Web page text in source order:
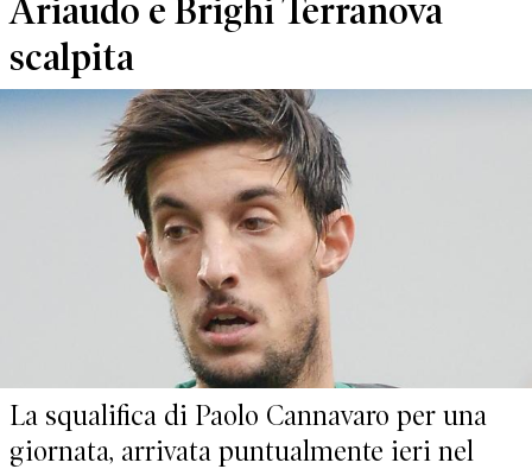
Ariaudo e Brighi Terranova
scalpita
La squalifica di Paolo Cannavaro per una
giornata, arrivata puntualmente ieri nel